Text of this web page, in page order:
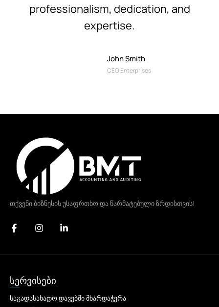
professionalism, dedication, and
expertise.
John Smith
CEO Enterprises
თქვენი ბიზნესის უსაფრთხო და წარმატებული ზრდისთვის!
სერვისები
საგადასახადო დავებში მხარდაჭერა